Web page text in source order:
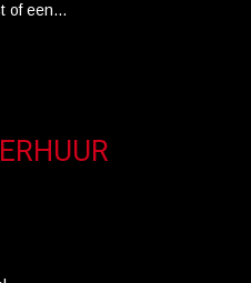
of een…